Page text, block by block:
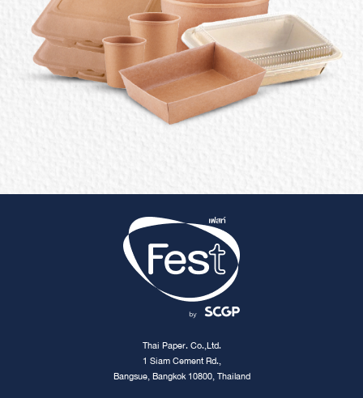
Thai Paper. Co.,Ltd.
1 Siam Cement Rd.,
Bangsue, Bangkok 10800, Thailand